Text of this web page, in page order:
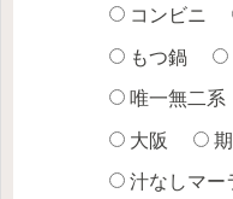
コンビニ
もつ鍋
唯一無二系
大阪 期
汁なしマー